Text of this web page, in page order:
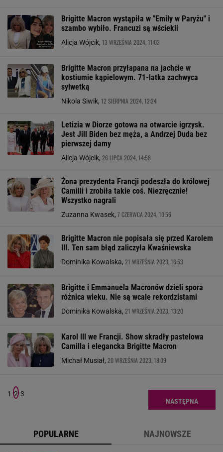
Brigitte Macron wystąpiła w "Emily w Paryżu" i
szambo wybiło. Francuzi są wściekli
Alicja Wójcik, 13 WRZEŚNIA 2024, 11:03
Brigitte Macron przyłapana na jachcie w
kostiumie kąpielowym. 71-latka zachwyca
sylwetką
Nikola Siwik, 12 SIERPNIA 2024, 12:24
Letizia w Diorze gotowa na otwarcie igrzysk.
Jest Jill Biden bez męża, a Andrzej Duda bez
pierwszej damy
Alicja Wójcik, 26 LIPCA 2024, 14:58
Żona prezydenta Francji podeszła do królowej
Camilli i zrobiła takie coś. Niezręcznie!
Wszystko nagrali
Zuzanna Kwasek, 7 CZERWCA 2024, 10:56
Brigitte Macron nie popisała się przed Karolem
III. Ten sam błąd zaliczyła Kwaśniewska
Dominika Kowalska, 21 WRZEŚNIA 2023, 16:53
Brigitte i Emmanuela Macronów dzieli spora
różnica wieku. Nie są wcale rekordzistami
Dominika Kowalska, 21 WRZEŚNIA 2023, 13:20
Karol III we Francji. Show skradły pastelowa
Camilla i elegancka Brigitte Macron
Michał Musiał, 20 WRZEŚNIA 2023, 18:09
1 2 3
NASTĘPNA
POPULARNE NAJNOWSZE